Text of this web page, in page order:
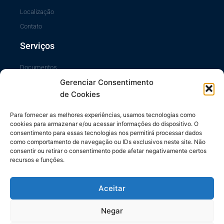
Gerenciar Consentimento
de Cookies
Para fornecer as melhores experiências, usamos tecnologias como
cookies para armazenar e/ou acessar informações do dispositivo. O
consentimento para essas tecnologias nos permitirá processar dados
como comportamento de navegação ou IDs exclusivos neste site. Não
consentir ou retirar o consentimento pode afetar negativamente certos
recursos e funções.
Aceitar
Negar
Localização
Contato
Serviços
Documentos
Portal da Transparência
Sistema SiscCG
Área do Sócio
Links Úteis
Repasses ao Município